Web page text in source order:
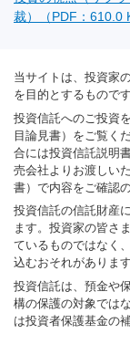
裁）（PDF：610.0
当サイトは、投資家
を目的とするものです
投資信託へのご投資
目論見書）をご覧く
合には投資信託説明
売会社よりお渡しい
書）で内容をご確認
投資信託の信託財産
ます。投資家の皆さ
ているものではなく
込むおそれがあります
投資信託は、預金や
構の保護の対象では
は投資者保護基金の